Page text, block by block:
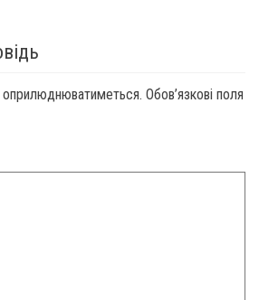
Обов’язкові поля